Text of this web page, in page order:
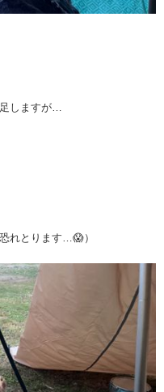
しますが…
れとります…😱）